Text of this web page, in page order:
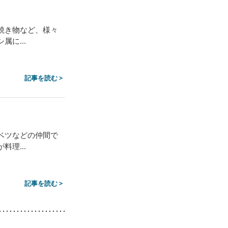
き物など、様々
属に...
記事を読む >
ツなどの仲間で
料理...
記事を読む >